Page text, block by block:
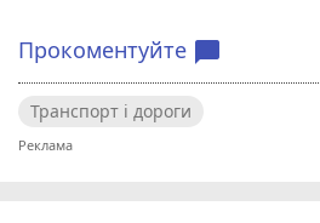
Прокоментуйте chat_bubble
Транспорт і дороги